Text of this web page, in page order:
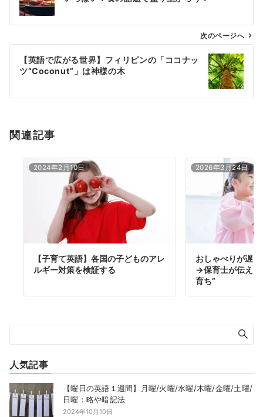
ビ
ン
次のページへ
【英語で広がる世界】フィリピンの「ココナッ
ツ”Coconut”」は神様の木
関連記事
2024年2月10日
【子育て英語】各国の子どものアレ
ルギー対策を検証する
2026年3月24日
おしゃべりが遅
→保育士が伝えた
育ち”
人気記事
【曜日の英語１週間】月曜/火曜/水曜/木曜/金曜/土曜/
日曜：略や暗記法
2024年10月10日